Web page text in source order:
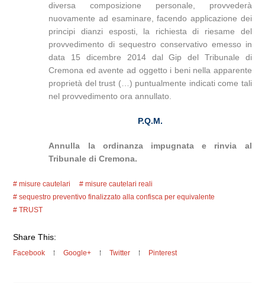
diversa composizione personale, provvederà
nuovamente ad esaminare, facendo applicazione dei
principi dianzi esposti, la richiesta di riesame del
provvedimento di sequestro conservativo emesso in
data 15 dicembre 2014 dal Gip del Tribunale di
Cremona ed avente ad oggetto i beni nella apparente
proprietà del trust (…) puntualmente indicati come tali
nel provvedimento ora annullato.
P.Q.M.
Annulla la ordinanza impugnata e rinvia al
Tribunale di Cremona.
misure cautelari
misure cautelari reali
sequestro preventivo finalizzato alla confisca per equivalente
TRUST
Share This:
Facebook Google+ Twitter Pinterest